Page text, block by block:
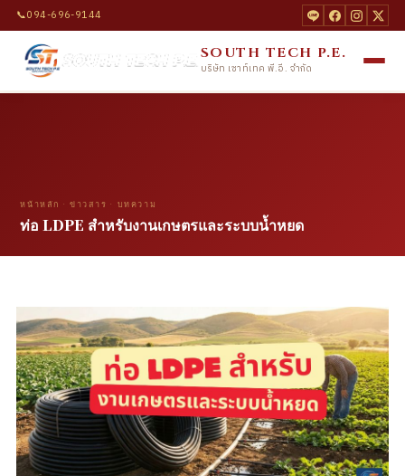
📞094-696-9144
SOUTH TECH P.E.
บริษัท เซาท์เทค พี.อี. จำกัด
หน้าหลัก · ข่าวสาร · บทความ
ท่อ LDPE สำหรับงานเกษตรและระบบน้ำหยด